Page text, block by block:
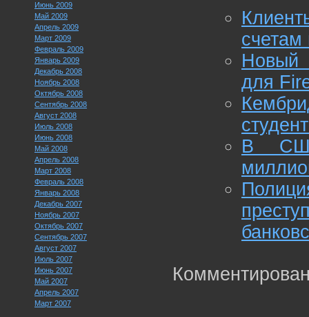
Июнь 2009
Май 2009
Апрель 2009
Март 2009
Февраль 2009
Январь 2009
Декабрь 2008
Ноябрь 2008
Октябрь 2008
Сентябрь 2008
Август 2008
Июль 2008
Июнь 2008
Май 2008
Апрель 2008
Март 2008
Февраль 2008
Январь 2008
Декабрь 2007
Ноябрь 2007
Октябрь 2007
Сентябрь 2007
Август 2007
Июль 2007
Июнь 2007
Май 2007
Апрель 2007
Март 2007
счетам
Новый
для
В США